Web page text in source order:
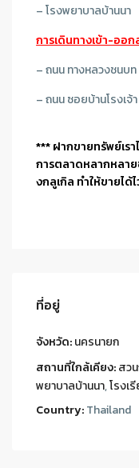
– โรงพยาบาลบ้านนา
การเดินทางเข้า-ออ
– ถนน ทางหลวงชนบท
– ถนน ซอยบ้านโรงเจ้า
*** ฝากขายทรัพย์เ
การตลาดหลากหลา
งกลูเกิล ทำให้ขายได้
ที่อยู่
จังหวัด:นครนายก
สถานที่ใกล้เคียง:สว
พยาบาลบ้านนา,โรงเ
Country:Thailand